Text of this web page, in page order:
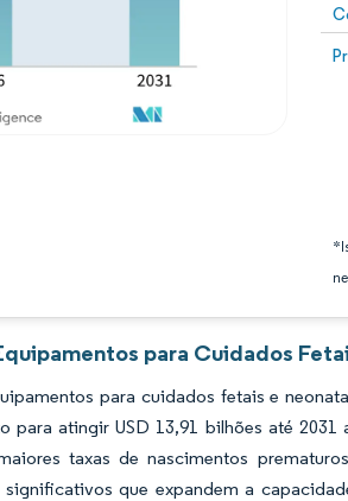
para Cuidados
para cuidados fetais e
para atingir USD 13,91 bilhões até
taxas de nascimentos
que expandem a